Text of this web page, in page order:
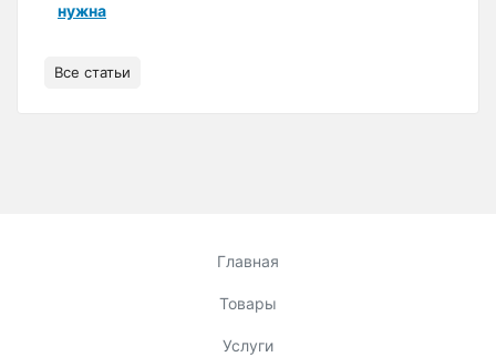
нужна
Все статьи
Главная
Товары
Услуги